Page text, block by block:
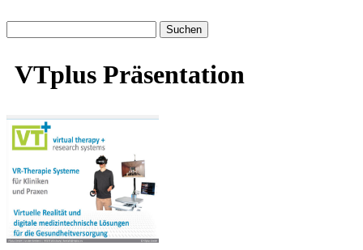
nach:
VTplus Präsentation